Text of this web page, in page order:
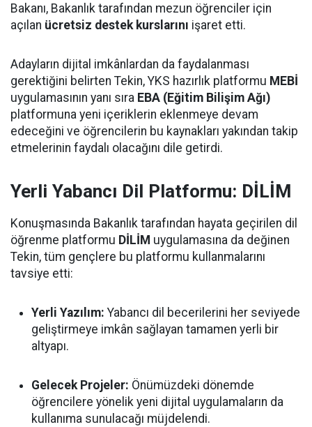
Bakanı, Bakanlık tarafından mezun öğrenciler için
açılan ücretsiz destek kurslarını işaret etti.
Adayların dijital imkânlardan da faydalanması
gerektiğini belirten Tekin, YKS hazırlık platformu MEBİ
uygulamasının yanı sıra EBA (Eğitim Bilişim Ağı)
platformuna yeni içeriklerin eklenmeye devam
edeceğini ve öğrencilerin bu kaynakları yakından takip
etmelerinin faydalı olacağını dile getirdi.
Yerli Yabancı Dil Platformu: DİLİM
Konuşmasında Bakanlık tarafından hayata geçirilen dil
öğrenme platformu DİLİM uygulamasına da değinen
Tekin, tüm gençlere bu platformu kullanmalarını
tavsiye etti:
Yerli Yazılım: Yabancı dil becerilerini her seviyede
geliştirmeye imkân sağlayan tamamen yerli bir
altyapı.
Gelecek Projeler: Önümüzdeki dönemde
öğrencilere yönelik yeni dijital uygulamaların da
kullanıma sunulacağı müjdelendi.